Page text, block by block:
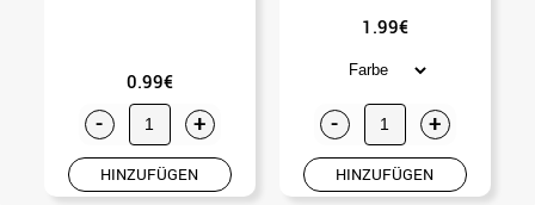
0.99€
- +
HINZUFÜGEN
1.99€
- +
HINZUFÜGEN